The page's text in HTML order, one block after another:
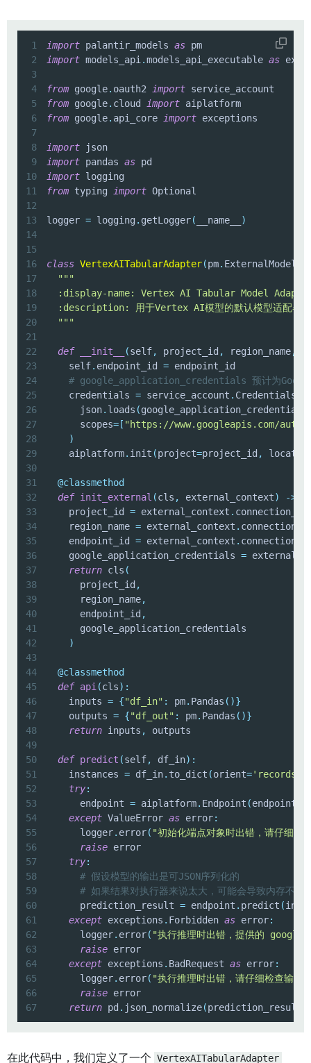
1 import palantir_models as
2
import models_api .models_api_executable as
3
4
from google. oauth2 import
5
from google. cloud import
6
from google. api_core import
7
8
import
9
import pandas as
10
import
11
from typing import
12
13
logger = logging . getLogger( __name__
)
14
15
16
class VertexAITabularAdapter(pm.
17
18
19
20
  """
21
22
def __init__ (self, project_id , region_name,
23
    self
. endpoint_id =
24
# google_application_credentials 预计为Google
25
    credentials
= service_account . Credentials
26
      json
. loads (google_application_credentials
27
      scopes
=[ "https://www.googleapis.com/
28
)
29
    aiplatform
. init (project=project_id ,
30
31
@classmethod
32
def init_external (cls , external_context) ->
33
    project_id
= external_context .
34
    region_name
= external_context .
35
    endpoint_id
= external_context .
36
    google_application_credentials
=
37
return cls (
38
      project_id
,
39
      region_name
,
40
      endpoint_id
,
41
42
)
43
44
@classmethod
45
def api (cls) :
46
    inputs
= {"df_in" : pm. Pandas ( )}
47
    outputs
= {"df_out" : pm. Pandas ( )}
48
return inputs ,
49
50
def predict (self, df_in) :
51
    instances
= df_in. to_dict (orient='records'
52
try:
53
      endpoint
= aiplatform. Endpoint (
54
except ValueError as error:
55
      logger
. error( "初始化端点对象时出错，请仔
56
raise
57
try:
58
# 假设模型的输出是可JSON序列化的
59
# 如果结果对执行器来说太大，可能会导致内存不足
60
      prediction_result
= endpoint . predict (
61
except exceptions . Forbidden as error:
62
      logger
. error( "执行推理时出错，提供的
63
raise
64
except exceptions . BadRequest as error:
65
      logger
. error( "执行推理时出错，请仔细检查输入
66
raise
67
return pd . json_normalize(prediction_result
在此代码中，我们定义了一个 VertexAITabularAdapter